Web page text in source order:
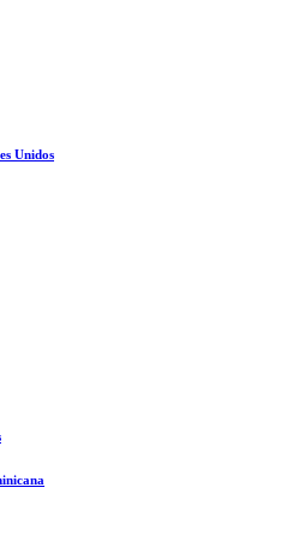
Unidos